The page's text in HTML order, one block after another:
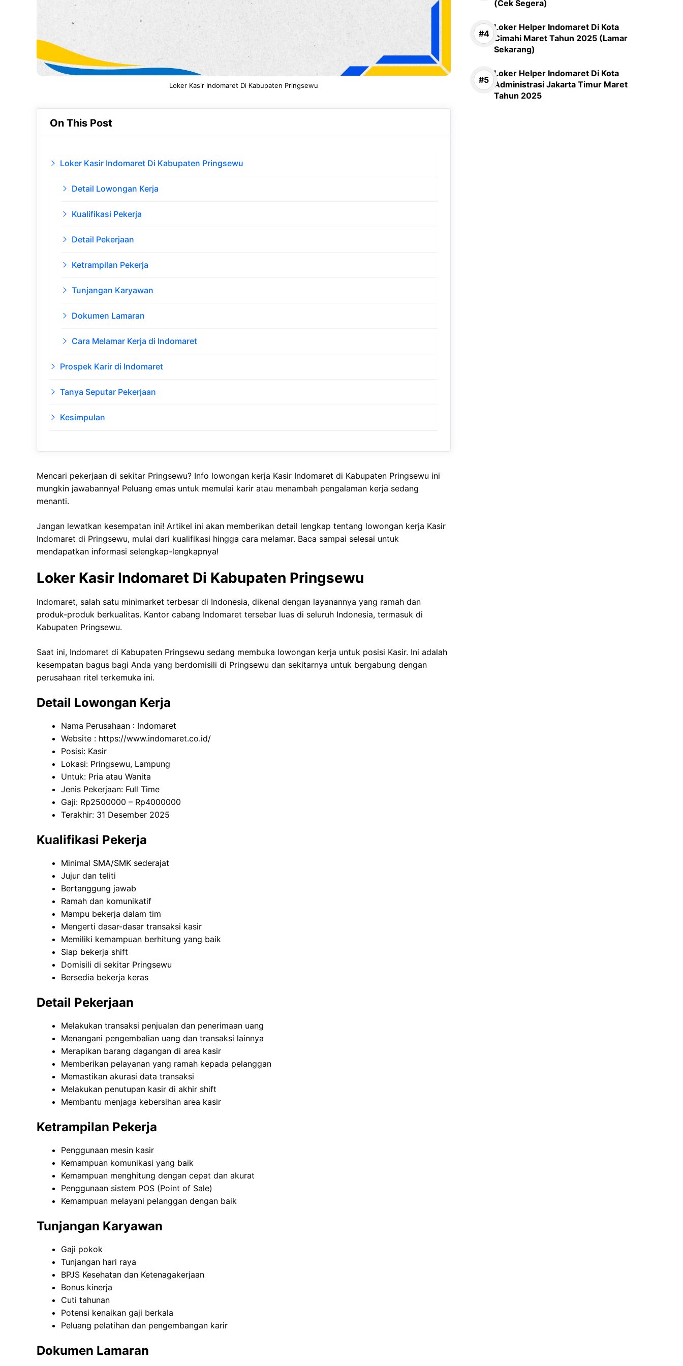
Loker Kasir Indomaret Di Kabupaten Pringsewu
On This Post
Loker Kasir Indomaret Di Kabupaten Pringsewu
Detail Lowongan Kerja
Kualifikasi Pekerja
Detail Pekerjaan
Ketrampilan Pekerja
Tunjangan Karyawan
Dokumen Lamaran
Cara Melamar Kerja di Indomaret
Prospek Karir di Indomaret
Tanya Seputar Pekerjaan
Kesimpulan
Mencari pekerjaan di sekitar Pringsewu? Info lowongan kerja Kasir Indomaret di Kabupaten Pringsewu ini
mungkin jawabannya! Peluang emas untuk memulai karir atau menambah pengalaman kerja sedang
menanti.
Jangan lewatkan kesempatan ini! Artikel ini akan memberikan detail lengkap tentang lowongan kerja Kasir
Indomaret di Pringsewu, mulai dari kualifikasi hingga cara melamar. Baca sampai selesai untuk
mendapatkan informasi selengkap-lengkapnya!
Loker Kasir Indomaret Di Kabupaten Pringsewu
Indomaret, salah satu minimarket terbesar di Indonesia, dikenal dengan layanannya yang ramah dan
produk-produk berkualitas. Kantor cabang Indomaret tersebar luas di seluruh Indonesia, termasuk di
Kabupaten Pringsewu.
Saat ini, Indomaret di Kabupaten Pringsewu sedang membuka lowongan kerja untuk posisi Kasir. Ini adalah
kesempatan bagus bagi Anda yang berdomisili di Pringsewu dan sekitarnya untuk bergabung dengan
perusahaan ritel terkemuka ini.
Detail Lowongan Kerja
Nama Perusahaan : Indomaret
Website : https://www.indomaret.co.id/
Posisi: Kasir
Lokasi: Pringsewu, Lampung
Untuk: Pria atau Wanita
Jenis Pekerjaan: Full Time
Gaji: Rp2500000 – Rp4000000
Terakhir: 31 Desember 2025
Kualifikasi Pekerja
Minimal SMA/SMK sederajat
Jujur dan teliti
Bertanggung jawab
Ramah dan komunikatif
Mampu bekerja dalam tim
Mengerti dasar-dasar transaksi kasir
Memiliki kemampuan berhitung yang baik
Siap bekerja shift
Domisili di sekitar Pringsewu
Bersedia bekerja keras
Detail Pekerjaan
Melakukan transaksi penjualan dan penerimaan uang
Menangani pengembalian uang dan transaksi lainnya
Merapikan barang dagangan di area kasir
Memberikan pelayanan yang ramah kepada pelanggan
Memastikan akurasi data transaksi
Melakukan penutupan kasir di akhir shift
Membantu menjaga kebersihan area kasir
Ketrampilan Pekerja
Penggunaan mesin kasir
Kemampuan komunikasi yang baik
Kemampuan menghitung dengan cepat dan akurat
Penggunaan sistem POS (Point of Sale)
Kemampuan melayani pelanggan dengan baik
Tunjangan Karyawan
Gaji pokok
Tunjangan hari raya
BPJS Kesehatan dan Ketenagakerjaan
Bonus kinerja
Cuti tahunan
Potensi kenaikan gaji berkala
Peluang pelatihan dan pengembangan karir
Dokumen Lamaran
(Cek Segera)
Loker Helper Indomaret Di Kota
Cimahi Maret Tahun 2025 (Lamar
Sekarang)
Loker Helper Indomaret Di Kota
Administrasi Jakarta Timur Maret
Tahun 2025